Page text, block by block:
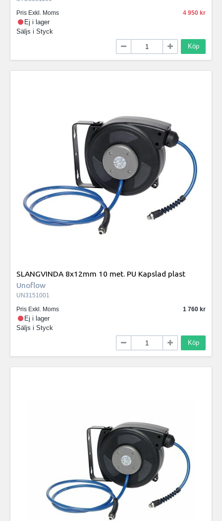
Pris Exkl. Moms
4 950
Ej i lager
Säljs i Styck
Köp
SLANGVINDA 8x12mm 10 met. PU Kapslad plast
Unoflow
UN3151001
Pris Exkl. Moms
1 760
Ej i lager
Säljs i Styck
Köp